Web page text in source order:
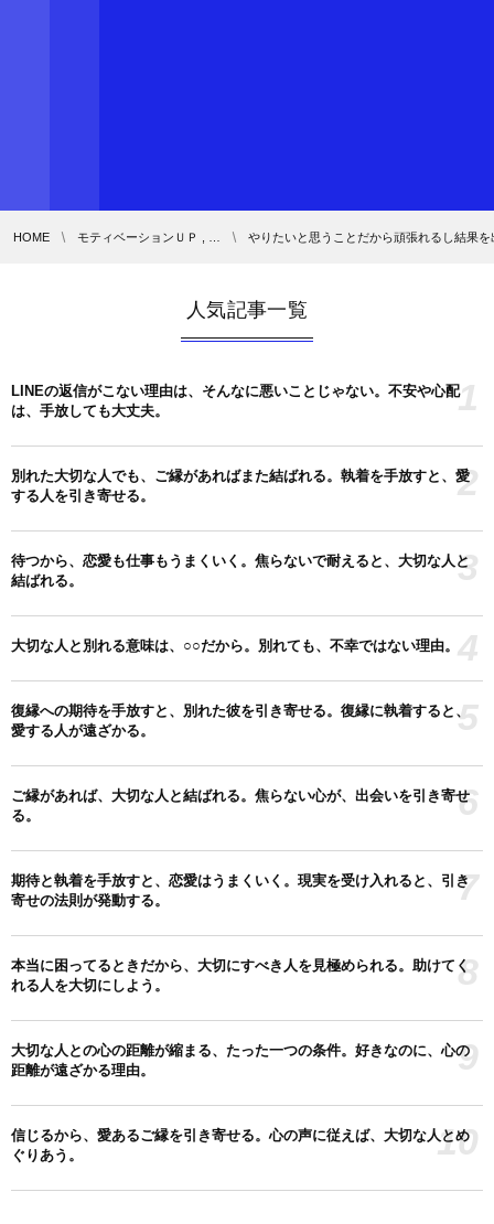
HOME モティベーションＵＰ , … やりたいと思うことだから頑張れるし結果
人気記事一覧
LINEの返信がこない理由は、そんなに悪いことじゃない。不安や心配
は、手放しても大丈夫。
1
別れた大切な人でも、ご縁があればまた結ばれる。執着を手放すと、愛
する人を引き寄せる。
2
待つから、恋愛も仕事もうまくいく。焦らないで耐えると、大切な人と
結ばれる。
3
大切な人と別れる意味は、○○だから。別れても、不幸ではない理由。 4
復縁への期待を手放すと、別れた彼を引き寄せる。復縁に執着すると、
愛する人が遠ざかる。
5
ご縁があれば、大切な人と結ばれる。焦らない心が、出会いを引き寄せ
る。
6
期待と執着を手放すと、恋愛はうまくいく。現実を受け入れると、引き
寄せの法則が発動する。
7
本当に困ってるときだから、大切にすべき人を見極められる。助けてく
れる人を大切にしよう。
8
大切な人との心の距離が縮まる、たった一つの条件。好きなのに、心の
距離が遠ざかる理由。
9
信じるから、愛あるご縁を引き寄せる。心の声に従えば、大切な人とめ
ぐりあう。
10